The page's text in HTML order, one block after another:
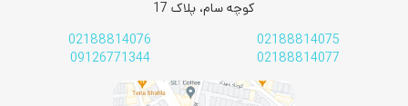
کوچه سام، پلاک 17
02188814075
02188814076
02188814077
09126771344